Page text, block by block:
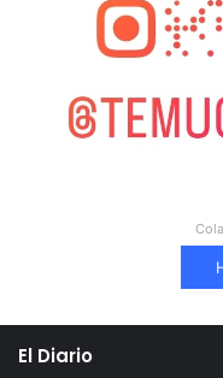
El Diario